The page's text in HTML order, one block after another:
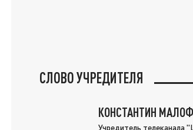
СЛОВО УЧРЕДИТЕЛЯ
КОНСТАНТИН
Учредитель телеканала